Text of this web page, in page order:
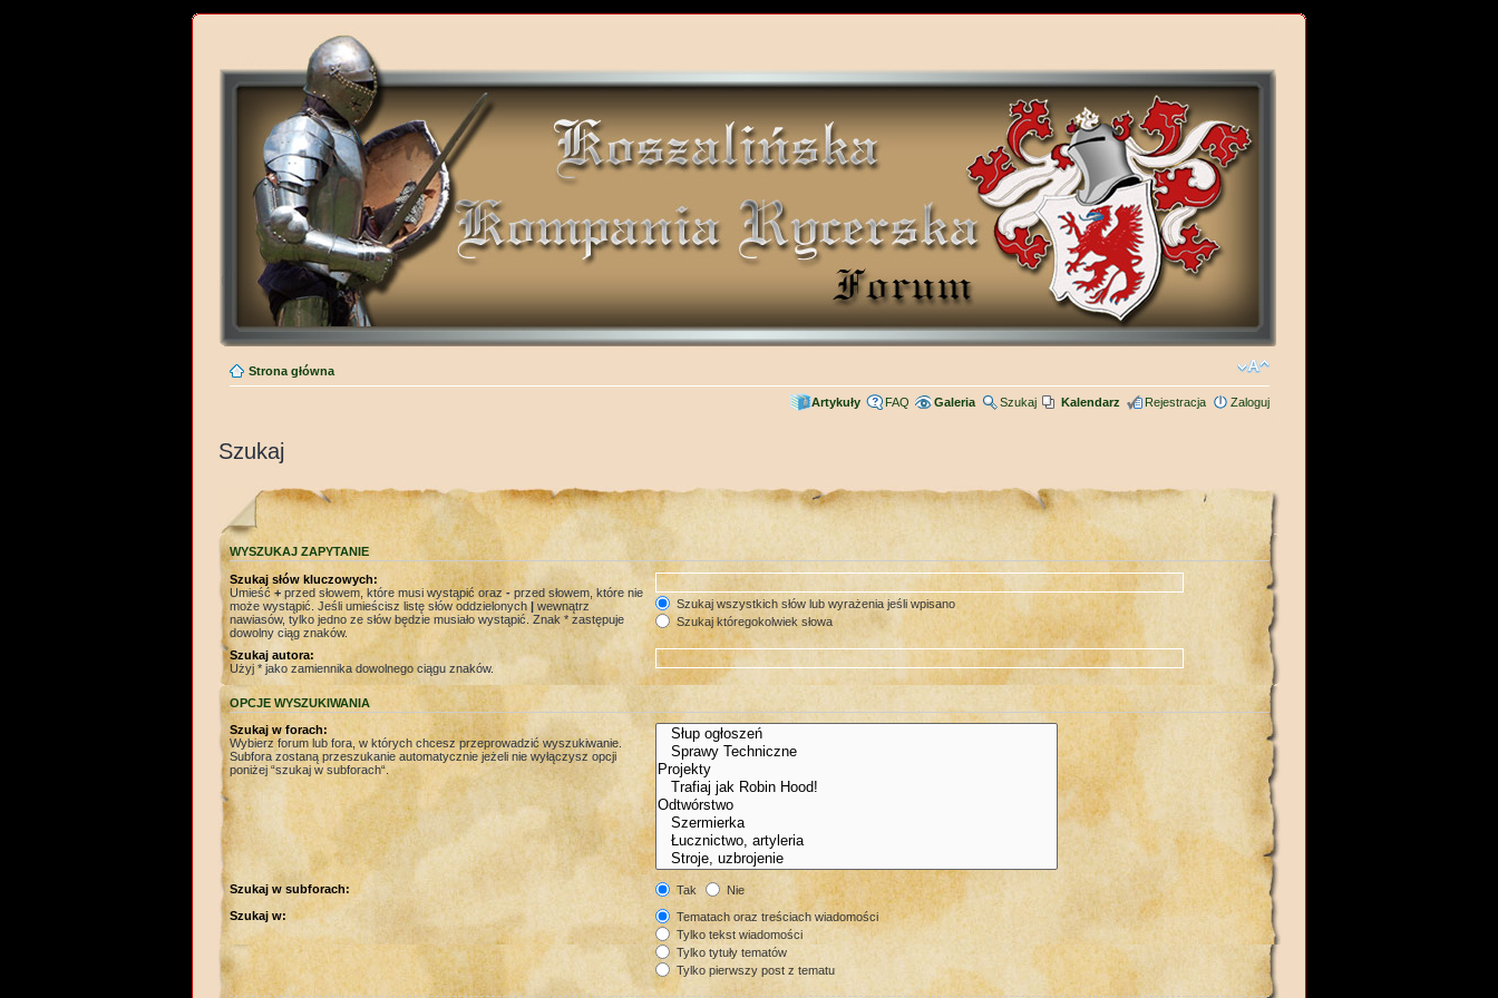
Strona główna
Artykuły FAQ Galeria Szukaj Kalendarz Rejestracja Zaloguj
Szukaj
WYSZUKAJ ZAPYTANIE
Szukaj słów kluczowych:
Umieść+przed słowem, które musi wystąpić oraz-przed słowem, które nie
może wystąpić. Jeśli umieścisz listę słów oddzielonych|wewnątrz
nawiasów, tylko jedno ze słów będzie musiało wystąpić. Znak * zastępuje
dowolny ciąg znaków.
Szukaj wszystkich słów lub wyrażenia jeśli wpisano
Szukaj któregokolwiek słowa
Szukaj autora:
Użyj * jako zamiennika dowolnego ciągu znaków.
OPCJE WYSZUKIWANIA
Szukaj w forach:
Wybierz forum lub fora, w których chcesz przeprowadzić wyszukiwanie.
Subfora zostaną przeszukanie automatycznie jeżeli nie wyłączysz opcji
poniżej “szukaj w subforach“.
Szukaj w subforach: Tak
Nie
Szukaj w:
Tematach oraz treściach wiadomości
Tylko tekst wiadomości
Tylko tytuły tematów
Tylko pierwszy post z tematu